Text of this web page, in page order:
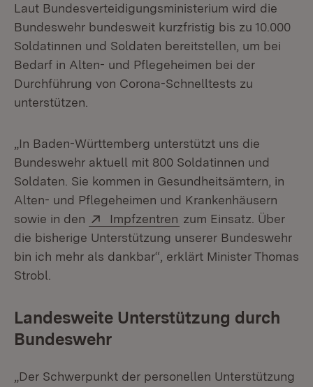
Laut Bundesverteidigungsministerium wird die
Bundeswehr bundesweit kurzfristig bis zu 10.000
Soldatinnen und Soldaten bereitstellen, um bei
Bedarf in Alten- und Pflegeheimen bei der
Durchführung von Corona-Schnelltests zu
unterstützen.
„In Baden-Württemberg unterstützt uns die
Bundeswehr aktuell mit 800 Soldatinnen und
Soldaten. Sie kommen in Gesundheitsämtern, in
Alten- und Pflegeheimen und Krankenhäusern
sowie in den
Extern:
Impfzentren (Öffnet in neuem
zum Einsatz. Über
die bisherige Unterstützung unserer Bundeswehr
bin ich mehr als dankbar“, erklärt Minister Thomas
Strobl.
Landesweite Unterstützung durch
Bundeswehr
„Der Schwerpunkt der personellen Unterstützung